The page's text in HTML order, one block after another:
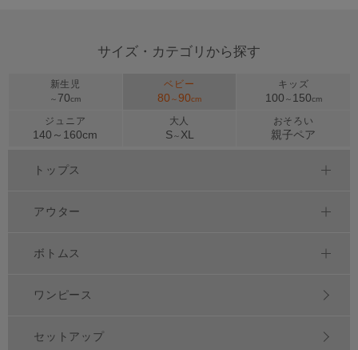
サイズ・カテゴリから探す
新生児
～ 70cm
ベビー
80 ～90cm
キッズ
100 ～ 150cm
ジュニア
140～ 160cm
大人
S～ XL
おそろい
親子ペア
トップス
アウター
ボトムス
ワンピース
セットアップ